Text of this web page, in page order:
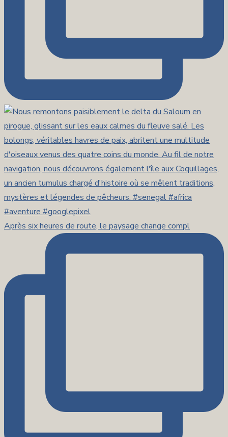
Après six heures de route, le paysage change compl